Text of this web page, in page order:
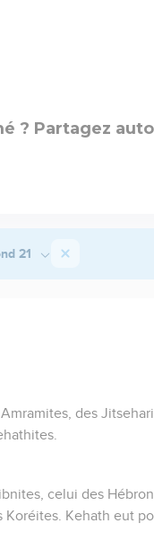
? Partagez
21
des
celui des
Kehath eut